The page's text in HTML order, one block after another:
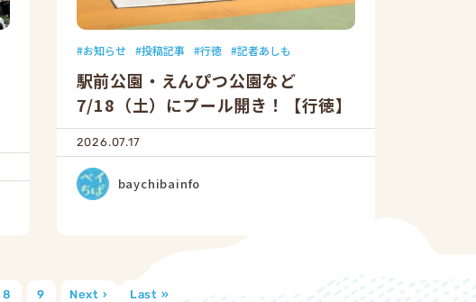
お知らせ 投稿記事 行徳 記者あしも
駅前公園・えんぴつ公園など
7/18（土）にプール開き！【行徳】
2026.07.17
baychibainfo
8 9 Next › Last »